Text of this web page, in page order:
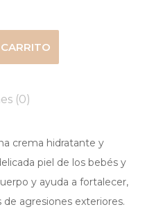
(0)
crema hidratante y
piel de los bebés y
y ayuda a fortalecer,
agresiones exteriores.